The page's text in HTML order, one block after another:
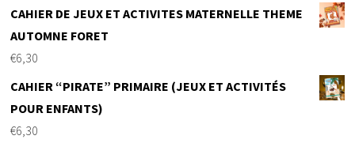
CAHIER DE JEUX ET ACTIVITES MATERNELLE THEME
AUTOMNE FORET
€6,30
CAHIER “PIRATE” PRIMAIRE (JEUX ET ACTIVITÉS
POUR ENFANTS)
€6,30